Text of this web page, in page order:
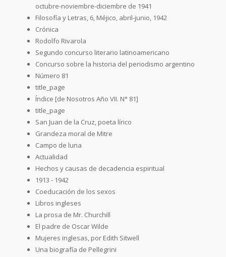
octubre-noviembre-diciembre de 1941
Filosofía y Letras, 6, Méjico, abril-junio, 1942
Crónica
Rodolfo Rivarola
Segundo concurso literario latinoamericano
Concurso sobre la historia del periodismo argentino
Número 81
title_page
Índice [de Nosotros Año VII. N° 81]
title_page
San Juan de la Cruz, poeta lírico
Grandeza moral de Mitre
Campo de luna
Actualidad
Hechos y causas de decadencia espiritual
1913 - 1942
Coeducación de los sexos
Libros ingleses
La prosa de Mr. Churchill
El padre de Oscar Wilde
Mujeres inglesas, por Edith Sitwell
Una biografía de Pellegrini